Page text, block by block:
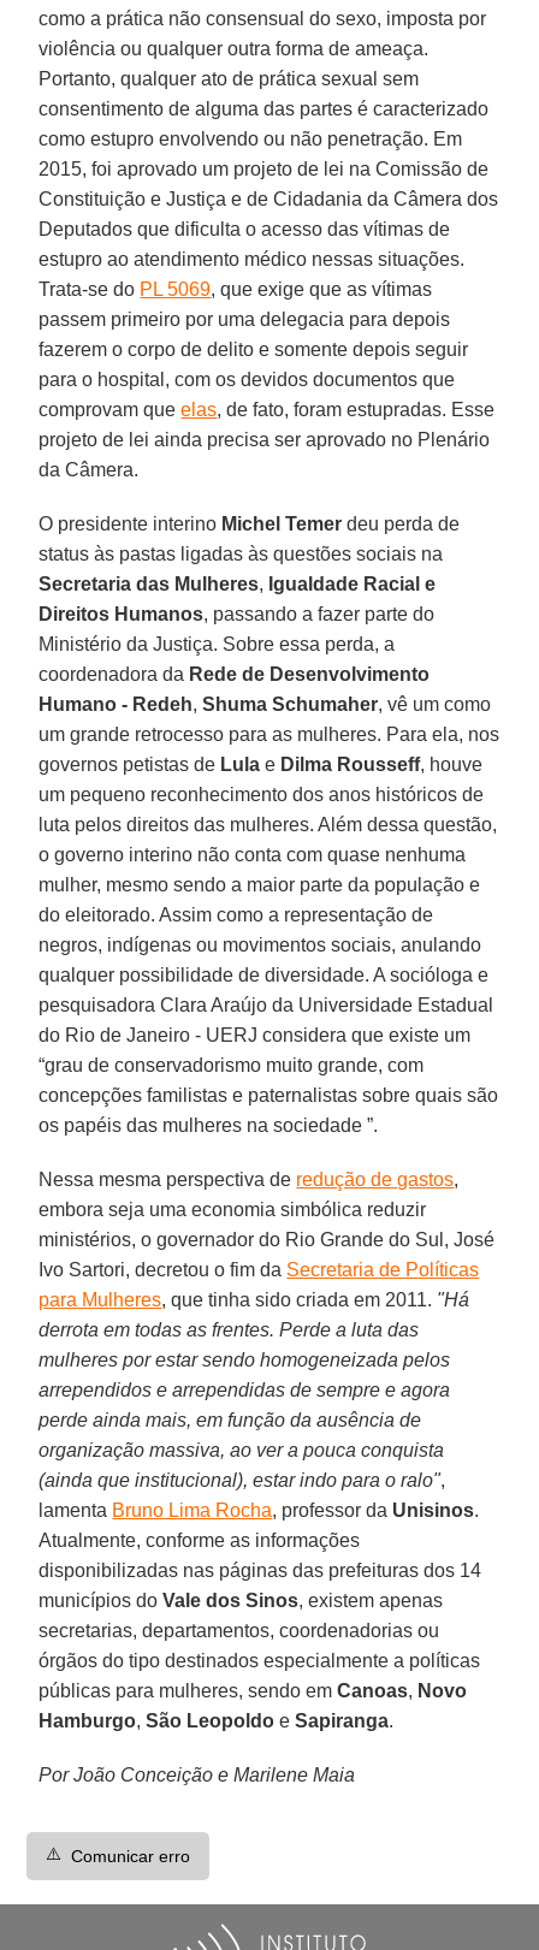
como a prática não consensual do sexo, imposta por
violência ou qualquer outra forma de ameaça.
Portanto, qualquer ato de prática sexual sem
consentimento de alguma das partes é caracterizado
como estupro envolvendo ou não penetração. Em
2015, foi aprovado um projeto de lei na Comissão de
Constituição e Justiça e de Cidadania da Câmera dos
Deputados que dificulta o acesso das vítimas de
estupro ao atendimento médico nessas situações.
Trata-se do PL 5069, que exige que as vítimas
passem primeiro por uma delegacia para depois
fazerem o corpo de delito e somente depois seguir
para o hospital, com os devidos documentos que
comprovam queelas, de fato, foram estupradas. Esse
projeto de lei ainda precisa ser aprovado no Plenário
da Câmera.
O presidente interino Michel Temer deu perda de
status às pastas ligadas às questões sociais na
Secretaria das Mulheres, Igualdade Racial e
Direitos Humanos, passando a fazer parte do
Ministério da Justiça. Sobre essa perda, a
coordenadora da Rede de Desenvolvimento
Humano - Redeh,Shuma Schumaher, vê um como
um grande retrocesso para as mulheres. Para ela, nos
governos petistas de Lula e Dilma Rousseff, houve
um pequeno reconhecimento dos anos históricos de
luta pelos direitos das mulheres. Além dessa questão,
o governo interino não conta com quase nenhuma
mulher, mesmo sendo a maior parte da população e
do eleitorado. Assim como a representação de
negros, indígenas ou movimentos sociais, anulando
qualquer possibilidade de diversidade. A socióloga e
pesquisadora Clara Araújo da Universidade Estadual
do Rio de Janeiro - UERJ considera que existe um
“grau de conservadorismo muito grande, com
concepções familistas e paternalistas sobre quais são
os papéis das mulheres na sociedade ”.
Nessa mesma perspectiva de redução de gastos,
embora seja uma economia simbólica reduzir
ministérios, o governador do Rio Grande do Sul, José
Ivo Sartori, decretou o fim da Secretaria de Políticas
para Mulheres, que tinha sido criada em 2011. "Há
derrota em todas as frentes. Perde a luta das
mulheres por estar sendo homogeneizada pelos
arrependidos e arrependidas de sempre e agora
perde ainda mais, em função da ausência de
organização massiva, ao ver a pouca conquista
(ainda que institucional), estar indo para o ralo",
lamenta Bruno Lima Rocha, professor da Unisinos.
Atualmente, conforme as informações
disponibilizadas nas páginas das prefeituras dos 14
municípios doVale dos Sinos, existem apenas
secretarias, departamentos, coordenadorias ou
órgãos do tipo destinados especialmente a políticas
públicas para mulheres, sendo emCanoas, Novo
Hamburgo,São Leopoldo eSapiranga.
Por João Conceição e Marilene Maia
⚠️ Comunicar erro